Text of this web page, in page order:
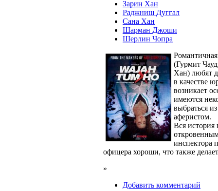
Зарин Хан
Раджниш Дуггал
Сана Хан
Шарман Джоши
Шерлин Чопра
(Гурмит
Хан) любят
в качестве
возникает
имеются
выбраться
аферистом.
Вся
инспектора
офицера хороши, что также
»
Добавить комментарий